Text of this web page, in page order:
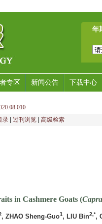
年
专区 新闻公告 下载中心
录 过刊浏览 高级检索
in Cashmere Goats (
, ZHAO Sheng-Guo1, LIU Bin2,*,